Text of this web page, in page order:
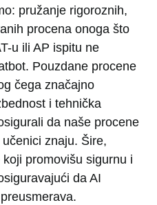
pružanje rigoroznih,
procena onoga što
u ili AP ispitu ne
Pouzdane procene
čega značajno
i tehnička
da naše procene
znaju. Šire,
promovišu sigurnu i
da AI